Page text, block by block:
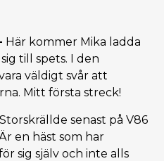
Här kommer Mika ladda
till spets. I den
väldigt svår att
Mitt första streck!
Storskrällde senast på V86
en häst som har
sig själv och inte alls